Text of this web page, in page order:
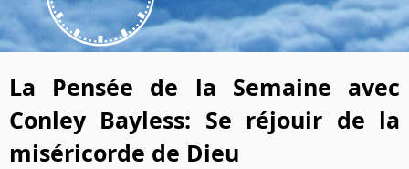
La Pensée de la Semaine avec
Conley Bayless: Se réjouir de la
miséricorde de Dieu